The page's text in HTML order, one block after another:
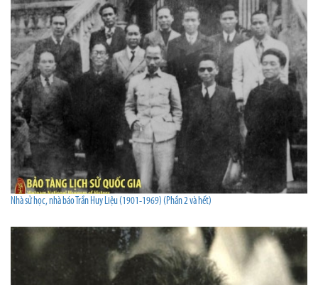
Nhà sử học, nhà báo Trần Huy Liệu (1901-1969) (Phần 2 và hết)